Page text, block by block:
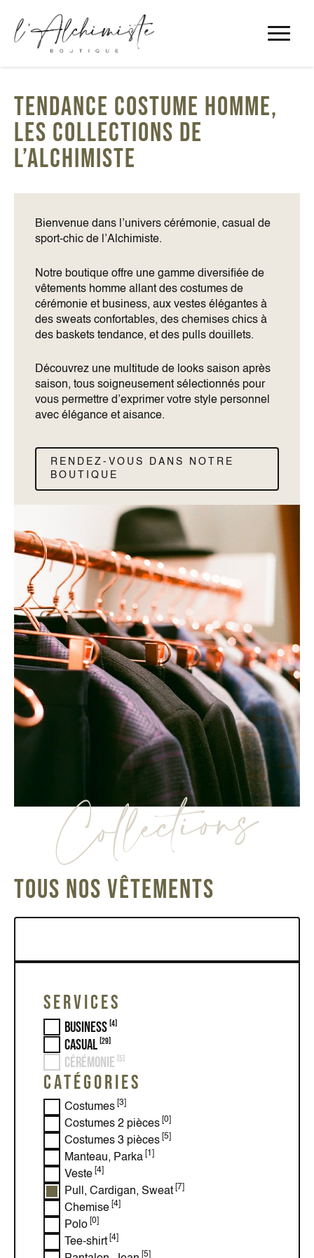
TENDANCE COSTUME HOMME,
LES COLLECTIONS DE
L’ALCHIMISTE
Bienvenue dans l’univers cérémonie, casual de
sport-chic de l’Alchimiste.
Notre boutique offre une gamme diversifiée de
vêtements homme allant des costumes de
cérémonie et business, aux vestes élégantes à
des sweats confortables, des chemises chics à
des baskets tendance, et des pulls douillets.
Découvrez une multitude de looks saison après
saison, tous soigneusement sélectionnés pour
vous permettre d’exprimer votre style personnel
avec élégance et aisance.
RENDEZ-VOUS DANS NOTRE
BOUTIQUE
Collections
TOUS NOS VÊTEMENTS
SERVICES
Business [4]
Casual [29]
Cérémonie [5]
CATÉGORIES
Costumes [3]
Costumes 2 pièces [0]
Costumes 3 pièces [5]
Manteau, Parka [1]
Veste [4]
Pull, Cardigan, Sweat [7]
Chemise [4]
Polo [0]
Tee-shirt [4]
[5]